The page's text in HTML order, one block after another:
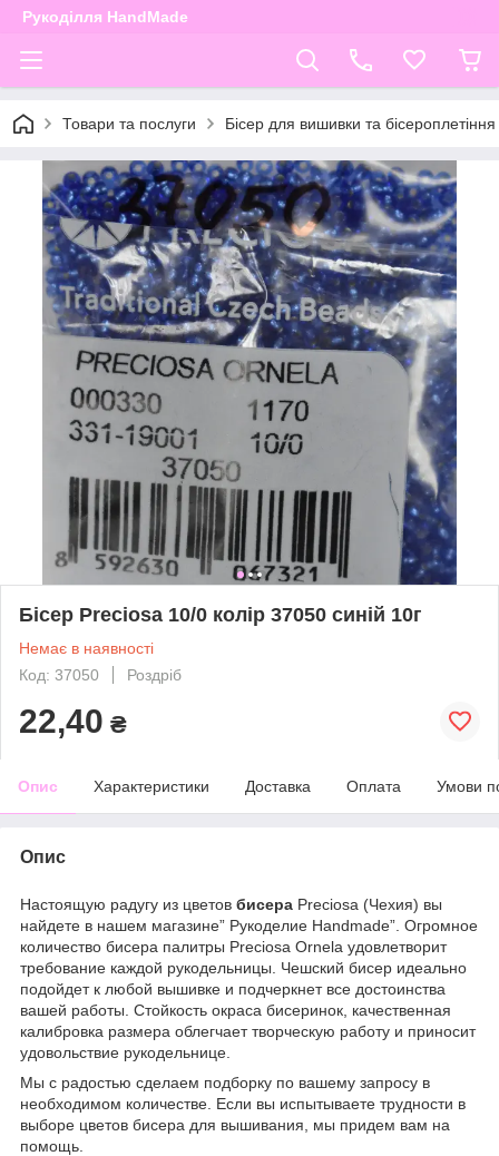
Рукоділля HandMade
Товари та послуги Бісер для вишивки та бісероплетіння
Бісер Preciosa 10/0 колір 37050 синій 10г
Немає в наявності
Код: 37050
Роздріб
22,40 ₴
Опис Характеристики Доставка Оплата Умови
Опис
Настоящую радугу из цветов бисера Preciosa (Чехия) вы
найдете в нашем магазине” Рукоделие Handmade”. Огромное
количество бисера палитры Preciosa Ornela удовлетворит
требование каждой рукодельницы. Чешский бисер идеально
подойдет к любой вышивке и подчеркнет все достоинства
вашей работы. Стойкость окраса бисеринок, качественная
калибровка размера облегчает творческую работу и приносит
удовольствие рукодельнице.
Мы с радостью сделаем подборку по вашему запросу в
необходимом количестве. Если вы испытываете трудности в
выборе цветов бисера для вышивания, мы придем вам на
помощь.